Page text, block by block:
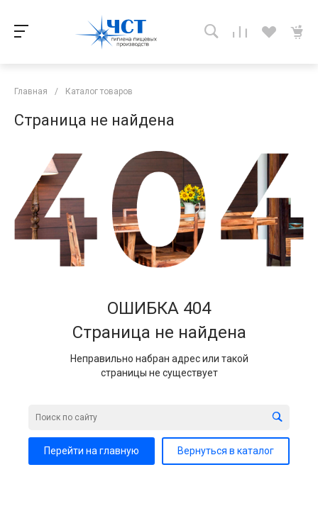
Главная / Каталог товаров
Страница не найдена
ОШИБКА 404
Страница не найдена
Неправильно набран адрес или такой
страницы не существует
Перейти на главную Вернуться в каталог